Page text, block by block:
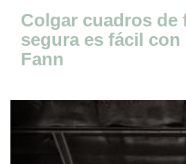
Colgar cuadros de
segura es fácil con
Fann